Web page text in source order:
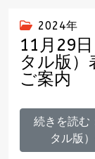
2024年
11月29
タル版）
ご案内
続きを読
タル版